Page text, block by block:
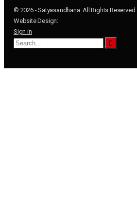
© 2026 - Satyasandhana. All Rights Reserved.
Website Design:
Sign in